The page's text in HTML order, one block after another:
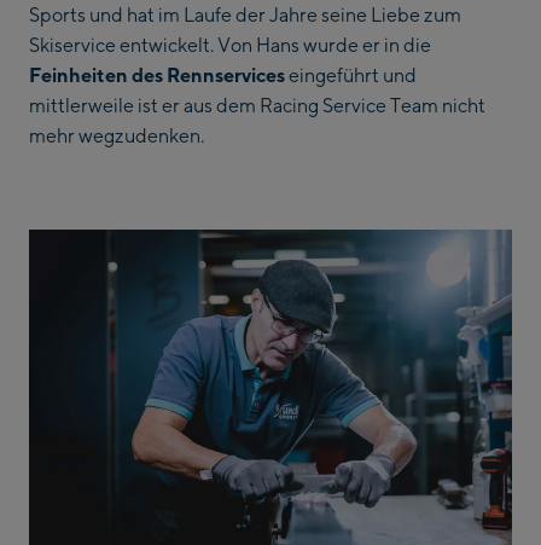
Sports und hat im Laufe der Jahre seine Liebe zum
Skiservice entwickelt. Von Hans wurde er in die
Feinheiten des Rennserviceseingeführt und
mittlerweile ist er aus dem Racing Service Team nicht
mehr wegzudenken.